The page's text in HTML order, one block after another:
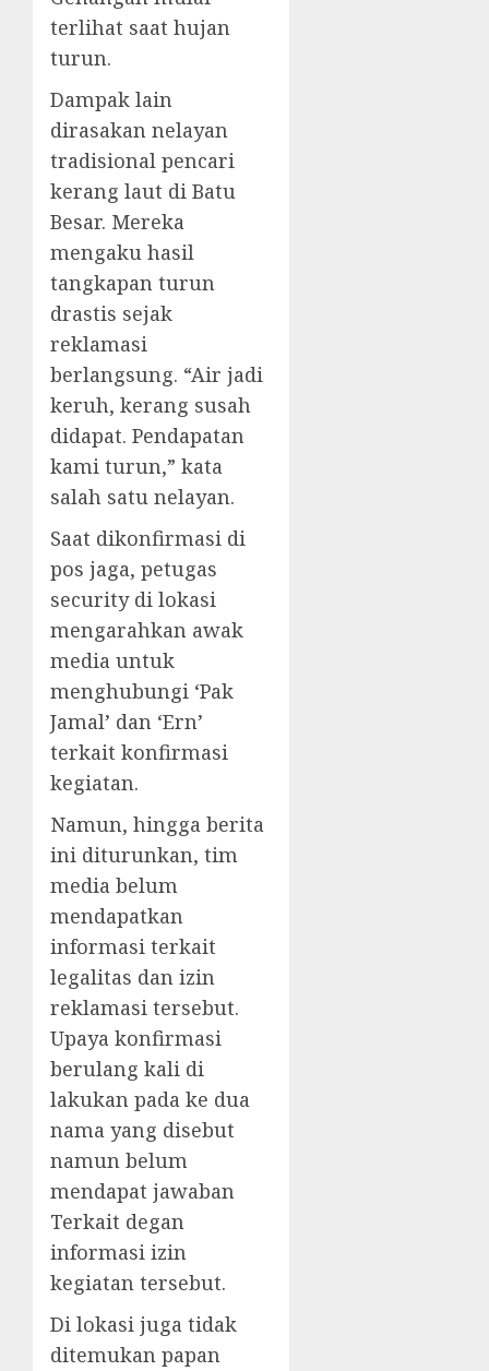
terlihat saat hujan
turun.
Dampak lain
dirasakan nelayan
tradisional pencari
kerang laut di Batu
Besar. Mereka
mengaku hasil
tangkapan turun
drastis sejak
reklamasi
berlangsung. “Air jadi
keruh, kerang susah
didapat. Pendapatan
kami turun,” kata
salah satu nelayan.
Saat dikonfirmasi di
pos jaga, petugas
security di lokasi
mengarahkan awak
media untuk
menghubungi ‘Pak
Jamal’ dan ‘Ern’
terkait konfirmasi
kegiatan.
Namun, hingga berita
ini diturunkan, tim
media belum
mendapatkan
informasi terkait
legalitas dan izin
reklamasi tersebut.
Upaya konfirmasi
berulang kali di
lakukan pada ke dua
nama yang disebut
namun belum
mendapat jawaban
Terkait degan
informasi izin
kegiatan tersebut.
Di lokasi juga tidak
ditemukan papan